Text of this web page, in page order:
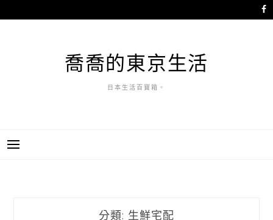
至
喬喬的東京生活
日本生活百寶箱。
分類: 生鮮宅配